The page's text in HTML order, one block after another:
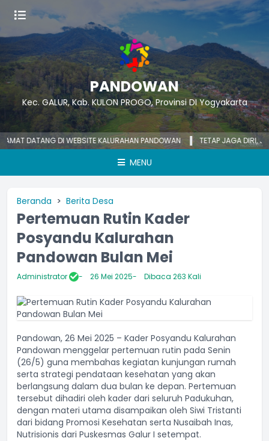
PANDOWAN
Kec. GALUR, Kab. KULON PROGO, Provinsi DI Yogyakarta
DATANG DI WEBSITE KALURAHAN PANDOWAN TETAP JAGA DIRI, JAGA
MENU
Beranda Berita Desa
Pertemuan Rutin Kader
Posyandu Kalurahan
Pandowan Bulan Mei
Administrator 26 Mei 2025 Dibaca 263 Kali
Pandowan, 26 Mei 2025 – Kader Posyandu Kalurahan
Pandowan menggelar pertemuan rutin pada Senin
(26/5) guna membahas kegiatan kunjungan rumah
serta strategi pendataan kesehatan yang akan
berlangsung dalam dua bulan ke depan. Pertemuan
tersebut dihadiri oleh kader dari seluruh Padukuhan,
dengan materi utama disampaikan oleh Siwi Tristanti
dari bidang Promosi Kesehatan serta Nusaibah Inas,
Nutrisionis dari Puskesmas Galur I setempat.